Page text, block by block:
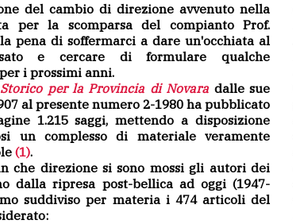
del cambio di direzione avvenuto nella
per la scomparsa del compianto Prof.
pena di soffermarci a dare un'occhiata al
e cercare di formulare qualche
i prossimi anni.
per la Provincia di Novara dalle sue
al presente numero 2-1980 ha pubblicato
1.215 saggi, mettendo a disposizione
un complesso di materiale veramente
(1).
che direzione si sono mossi gli autori dei
dalla ripresa post-bellica ad oggi (1947-
suddiviso per materia i 474 articoli del